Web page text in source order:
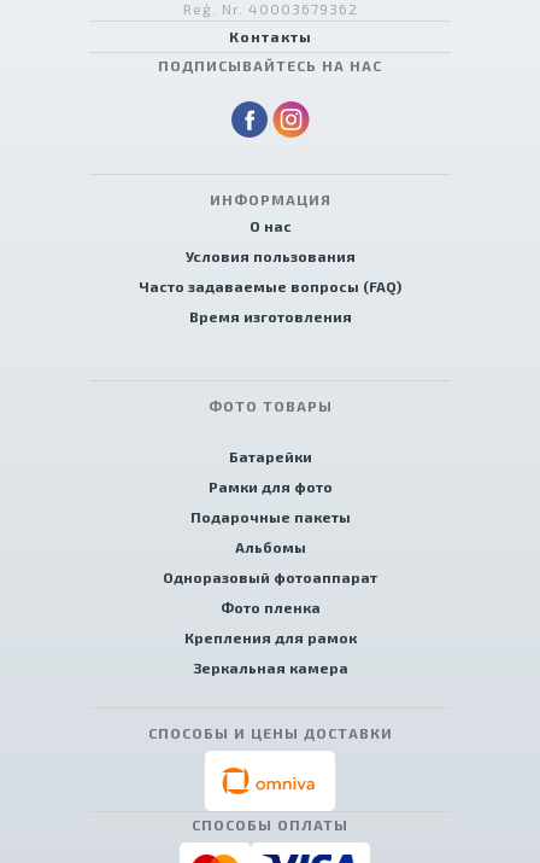
Reģ. Nr. 40003679362
Контакты
ПОДПИСЫВАЙТЕСЬ НА НАС
ИНФОРМАЦИЯ
О нас
Условия пользования
Часто задаваемые вопросы (FAQ)
Время изготовления
ФОТО ТОВАРЫ
Батарейки
Рамки для фото
Подарочные пакеты
Альбомы
Одноразовый фотоаппарат
Фото пленка
Крепления для рамок
Зеркальная камера
СПОСОБЫ И ЦЕНЫ ДОСТАВКИ
СПОСОБЫ ОПЛАТЫ